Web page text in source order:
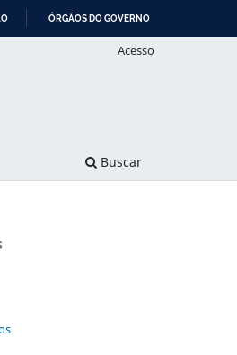
ÓRGÃOS DO GOVERNO
Buscar
Acesso